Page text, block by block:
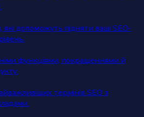
допоможуть підняти ваші SEO-
функціями, покращеннями й
термінів SEO з